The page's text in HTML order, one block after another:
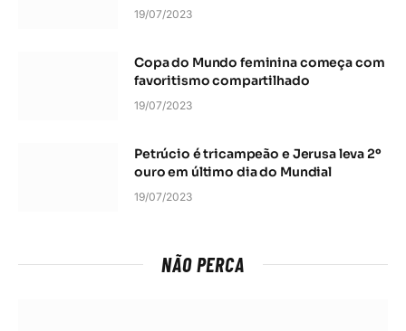
19/07/2023
Copa do Mundo feminina começa com
favoritismo compartilhado
19/07/2023
Petrúcio é tricampeão e Jerusa leva 2º
ouro em último dia do Mundial
19/07/2023
NÃO PERCA